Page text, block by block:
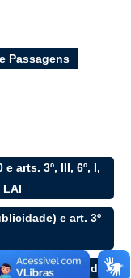
Passagens
arts. 3º, III, 6º, I,
LAI
e art. 3º
c/c art. 25, §3º, da